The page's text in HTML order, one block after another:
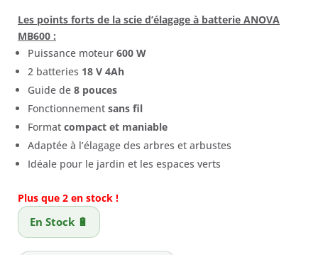
Les points forts de la scie d’élagage à batterie ANOVA
MB600 :
Puissance moteur 600 W
2 batteries 18 V 4Ah
Guide de 8 pouces
Fonctionnement sans fil
Format compact et maniable
Adaptée à l’élagage des arbres et arbustes
Idéale pour le jardin et les espaces verts
Plus que 2 en stock !
En Stock 🔋